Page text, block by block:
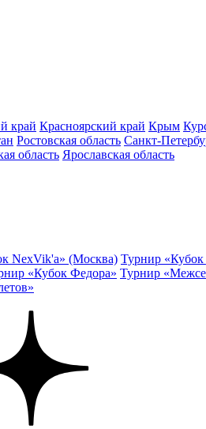
край Красноярский край Крым
Ростовская область Санкт-
область Ярославская область
NexVik'a» (Москва) Турнир
«Кубок Федора» Турнир